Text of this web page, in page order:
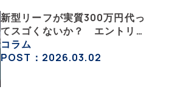
新型リーフが実質300万円代っ
てスゴくないか？ エントリー
グレード「B5」の中身を詳細
チェックした
コラム
POST：2026.03.02